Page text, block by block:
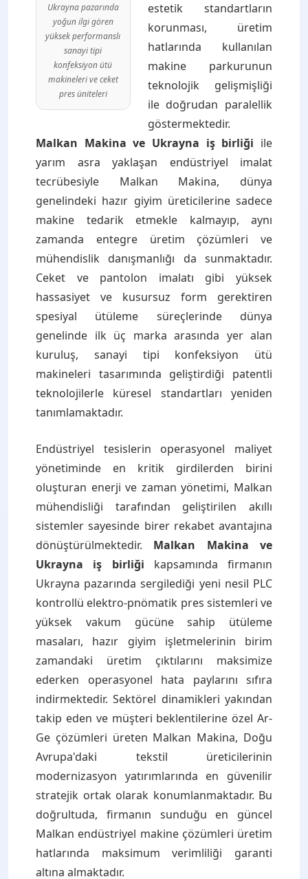
Ukrayna pazarında
yoğun ilgi gören
yüksek performanslı
sanayi tipi
konfeksiyon ütü
makineleri ve ceket
pres üniteleri
estetik standartların
korunması, üretim
hatlarında kullanılan
makine parkurunun
teknolojik gelişmişliği
ile doğrudan paralellik
göstermektedir.
Malkan Makina ve Ukrayna iş birliği ile
yarım asra yaklaşan endüstriyel imalat
tecrübesiyle Malkan Makina, dünya
genelindeki hazır giyim üreticilerine sadece
makine tedarik etmekle kalmayıp, aynı
zamanda entegre üretim çözümleri ve
mühendislik danışmanlığı da sunmaktadır.
Ceket ve pantolon imalatı gibi yüksek
hassasiyet ve kusursuz form gerektiren
spesiyal ütüleme süreçlerinde dünya
genelinde ilk üç marka arasında yer alan
kuruluş, sanayi tipi konfeksiyon ütü
makineleri tasarımında geliştirdiği patentli
teknolojilerle küresel standartları yeniden
tanımlamaktadır.
Endüstriyel tesislerin operasyonel maliyet
yönetiminde en kritik girdilerden birini
oluşturan enerji ve zaman yönetimi, Malkan
mühendisliği tarafından geliştirilen akıllı
sistemler sayesinde birer rekabet avantajına
dönüştürülmektedir. Malkan Makina ve
Ukrayna iş birliği kapsamında firmanın
Ukrayna pazarında sergilediği yeni nesil PLC
kontrollü elektro-pnömatik pres sistemleri ve
yüksek vakum gücüne sahip ütüleme
masaları, hazır giyim işletmelerinin birim
zamandaki üretim çıktılarını maksimize
ederken operasyonel hata paylarını sıfıra
indirmektedir. Sektörel dinamikleri yakından
takip eden ve müşteri beklentilerine özel Ar-
Ge çözümleri üreten Malkan Makina, Doğu
Avrupa'daki tekstil üreticilerinin
modernizasyon yatırımlarında en güvenilir
stratejik ortak olarak konumlanmaktadır. Bu
doğrultuda, firmanın sunduğu en güncel
Malkan endüstriyel makine çözümleri üretim
hatlarında maksimum verimliliği garanti
altına almaktadır.